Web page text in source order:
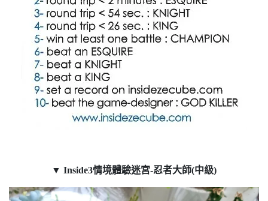
▼ Inside3情境體驗迷宮-忍者大師(中級)